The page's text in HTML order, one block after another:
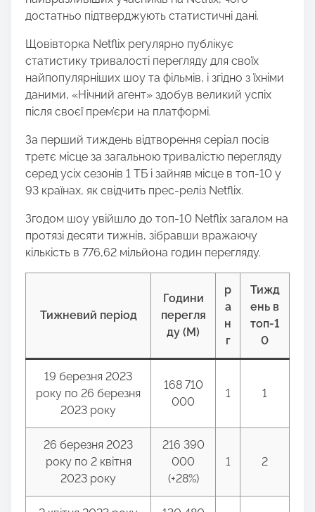
достатньо підтверджують статистичні дані.
Щовівторка Netflix регулярно публікує
статистику тривалості перегляду для своїх
найпопулярніших шоу та фільмів, і згідно з їхніми
даними, «Нічний агент» здобув великий успіх
після своєї прем’єри на платформі.
За перший тиждень відтворення серіал посів
третє місце за загальною тривалістю перегляду
серед усіх сезонів 1 ТБ і зайняв місце в топ-10 у
93 країнах, як свідчить прес-реліз Netflix.
Згодом шоу увійшло до топ-10 Netflix загалом на
протязі десяти тижнів, зібравши вражаючу
кількість в 776,62 мільйона годин перегляду.
Тижневий період
Години
перегля
ду (M)
р
а
н
г
Тижд
ень в
топ-1
0
19 березня 2023
року по 26 березня
2023 року
168 710
000
1 1
26 березня 2023
року по 2 квітня
2023 року
216 390
000
(+28%)
1 2